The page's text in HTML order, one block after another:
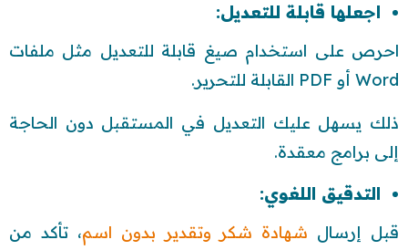
اجعلها قابلة للتعديل:
احرص على استخدام صيغ قابلة للتعديل مثل ملفات
Word أو PDF القابلة للتحرير.
ذلك يسهل عليك التعديل في المستقبل دون الحاجة
إلى برامج معقدة.
التدقيق اللغوي:
قبل إرسال شهادة شكر وتقدير بدون اسم، تأكد من